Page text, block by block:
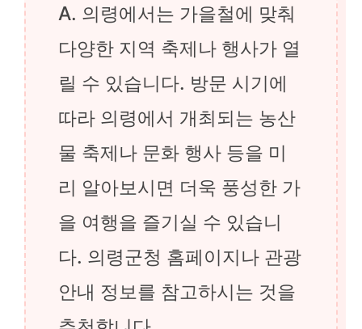
A. 의령에서는 가을철에 맞춰
다양한 지역 축제나 행사가 열
릴 수 있습니다. 방문 시기에
따라 의령에서 개최되는 농산
물 축제나 문화 행사 등을 미
리 알아보시면 더욱 풍성한 가
을 여행을 즐기실 수 있습니
다. 의령군청 홈페이지나 관광
안내 정보를 참고하시는 것을